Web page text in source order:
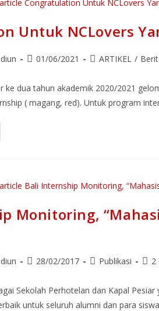
Untuk NCLovers
01/06/2021 ARTIKEL /
ke dua tahun akademik 2020/2021
( magang, red). Untuk program
Monitoring,
28/02/2017 Publikasi 2
Sekolah Perhotelan dan Kapal
untuk seluruh alumni dan para